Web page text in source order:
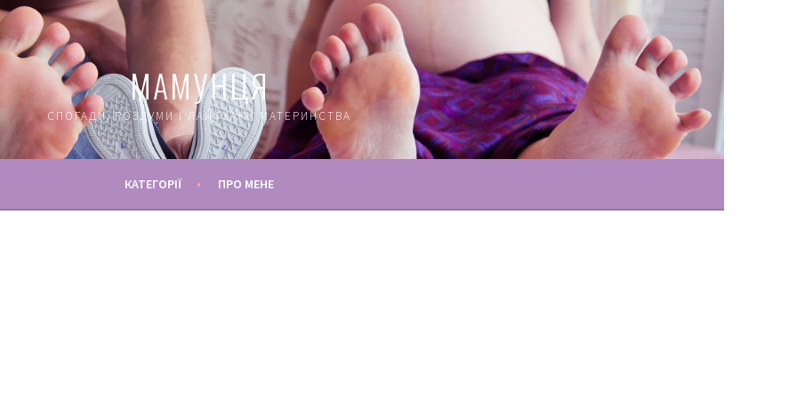
МАМУНЦЯ
СПОГАДИ, РОЗДУМИ І ЛАЙФХАКИ МАТЕРИНСТВА
КАТЕГОРІЇ ПРО МЕНЕ